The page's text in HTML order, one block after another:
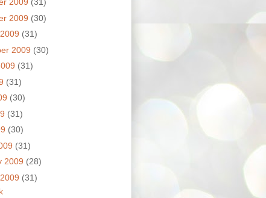
2009 (30)
(31)
2009 (30)
(31)
(31)
(30)
(31)
(30)
(31)
2009 (28)
(31)